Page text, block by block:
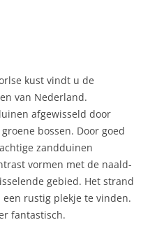
kust vindt u de
van Nederland.
afgewisseld door
bossen. Door goed
zandduinen
vormen met de naald-
gebied. Het strand
rustig plekje te vinden.
fantastisch.